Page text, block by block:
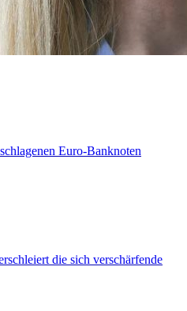
Euro-Banknoten
die sich verschärfende